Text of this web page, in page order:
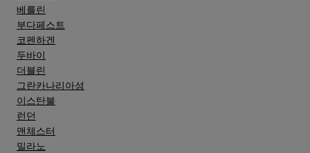
베를린
부다페스트
코펜하겐
두바이
더블린
그란카나리아섬
이스탄불
런던
맨체스터
밀라노